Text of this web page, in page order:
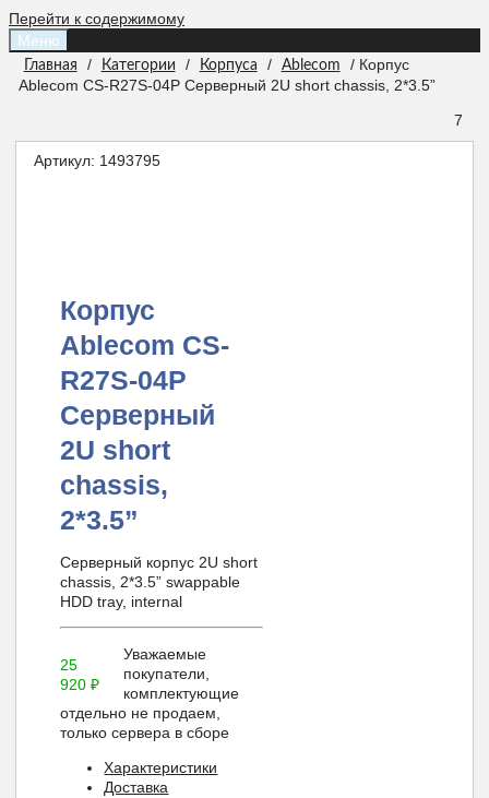
Перейти к содержимому
Меню
Главная / Категории / Корпуса / Ablecom
/ Корпус
Ablecom CS-R27S-04P Серверный 2U short chassis, 2*3.5”
7
Артикул: 1493795
Корпус
Ablecom CS-
R27S-04P
Серверный
2U short
chassis,
2*3.5”
Серверный корпус 2U short
chassis, 2*3.5” swappable
HDD tray, internal
25
920₽
Уважаемые
покупатели,
комплектующие
отдельно не продаем,
только сервера в сборе
Характеристики
Доставка